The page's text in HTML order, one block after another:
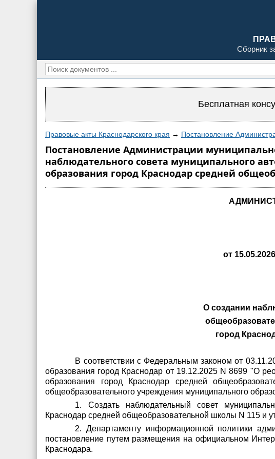
Сборник
Бесплатная
Правовые акты Краснодарского края → Постановление
Постановление Администрации
наблюдательного совета муниципального
образования город Краснодар средней
от
О создании
город
В соответствии с Федеральным законом от
образования город Краснодар от 19.12.2025 N 8699 "О
образования город Краснодар средней
общеобразовательного учреждения муниципального
1. Создать наблюдательный совет
Краснодар средней общеобразовательной школы N 115 и
2. Департаменту информационной политики
постановление путем размещения на официальном
Краснодара.